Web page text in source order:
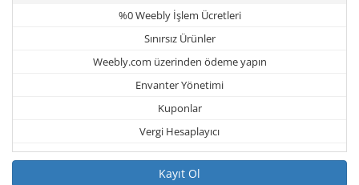
%0 Weebly İşlem Ücretleri
Sınırsız Ürünler
Weebly.com üzerinden ödeme yapın
Envanter Yönetimi
Kuponlar
Vergi Hesaplayıcı
Kayıt Ol